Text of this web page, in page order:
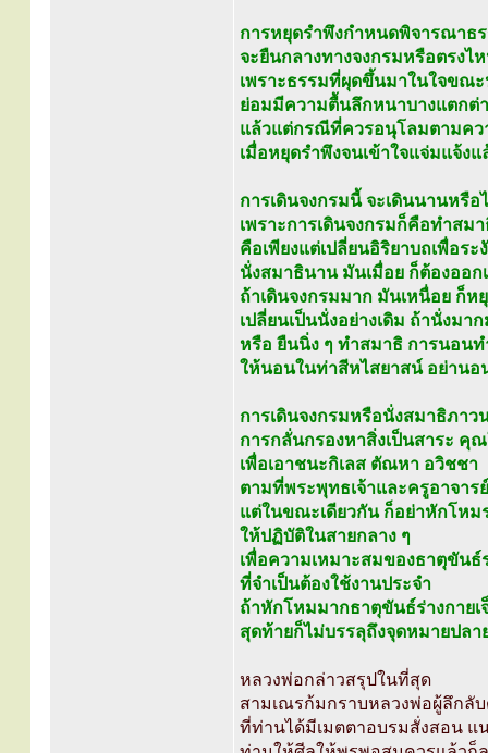
การหยุดรำพึงกำหนดพิจารณาธ
จะยืนกลางทางจงกรมหรือตรงไ
เพราะธรรมที่ผุดขึ้นมาในใจขณ
ย่อมมีความตื้นลึกหนาบางแตกต่
แล้วแต่กรณีที่ควรอนุโลมตามคว
เมื่อหยุดรำพึงจนเข้าใจแจ่มแจ้ง
การเดินจงกรมนี้ จะเดินนานหรือ
เพราะการเดินจงกรมก็คือทำสม
คือเพียงแต่เปลี่ยนอิริยาบถเพื่อระ
นั่งสมาธินาน มันเมื่อย ก็ต้องออก
ถ้าเดินจงกรมมาก มันเหนื่อย ก็ห
เปลี่ยนเป็นนั่งอย่างเดิม ถ้านั่งม
หรือ ยืนนิ่ง ๆ ทำสมาธิ การนอน
ให้นอนในท่าสีหไสยาสน์ อย่านอ
การเดินจงกรมหรือนั่งสมาธิภาว
การกลั่นกรองหาสิ่งเป็นสาระ คุณ
เพื่อเอาชนะกิเลส ตัณหา อวิชชา
ตามที่พระพุทธเจ้าและครูอาจาร
แต่ในขณะเดียวกัน ก็อย่าหักโหม
ให้ปฏิบัติในสายกลาง ๆ
เพื่อความเหมาะสมของธาตุขันธ์
ที่จำเป็นต้องใช้งานประจำ
ถ้าหักโหมมากธาตุขันธ์ร่างกายเ
สุดท้ายก็ไม่บรรลุถึงจุดหมายปลา
หลวงพ่อกล่าวสรุปในที่สุด
สามเณรก้มกราบหลวงพ่อผู้ลึกลั
ที่ท่านได้มีเมตตาอบรมสั่งสอน แ